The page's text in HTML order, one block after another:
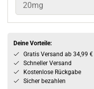
20mg
Deine Vorteile:
Gratis Versand ab 34,99 €
Schneller Versand
Kostenlose Rückgabe
Sicher bezahlen